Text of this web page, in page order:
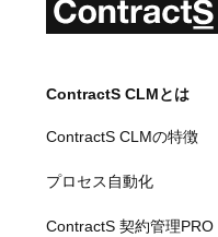
ContractS CLMとは
ContractS CLMの特徴
プロセス自動化
ContractS 契約管理PRO